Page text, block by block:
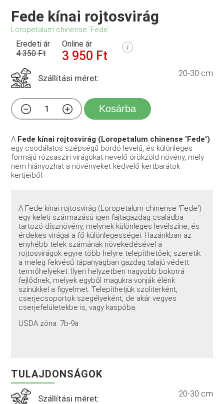
Fede kínai rojtosvirág
Loropetalum chinense 'Fede'
Eredeti ár
4 350 Ft
Online ár
3 950 Ft
Szállítási méret: 20-30 cm
Kosárba
A Fede kínai rojtosvirág (Loropetalum chinense 'Fede')
egy csodálatos szépségű bordó levelű, és különleges
formájú rózsaszín virágokat nevelő örökzöld növény, mely
nem hiányozhat a növényeket kedvelő kertbarátok
kertjeiből.
A Fede kínai rojtosvirág (Loropetalum chinense 'Fede')
egy keleti származású igen fajtagazdag családba
tartozó dísznövény, melynek különleges levélszíne, és
érdekes virágai a fő különlegességei. Hazánkban az
enyhébb telek számának növekedésével a
rojtosvirágok egyre több helyre telepíthetőek, szeretik
a meleg fekvésű tápanyagban gazdag talajú védett
termőhelyeket. Ilyen helyzetben nagyobb bokorrá
fejlődnek, melyek egyből magukra vonják élénk
színükkel a figyelmet. Telepíthetjük szoliterként,
cserjecsoportok szegélyeként, de akár vegyes
cserjefelületekbe is, vagy kaspóba.
USDA zóna: 7b-9a
TULAJDONSÁGOK
Szállítási méret: 20-30 cm